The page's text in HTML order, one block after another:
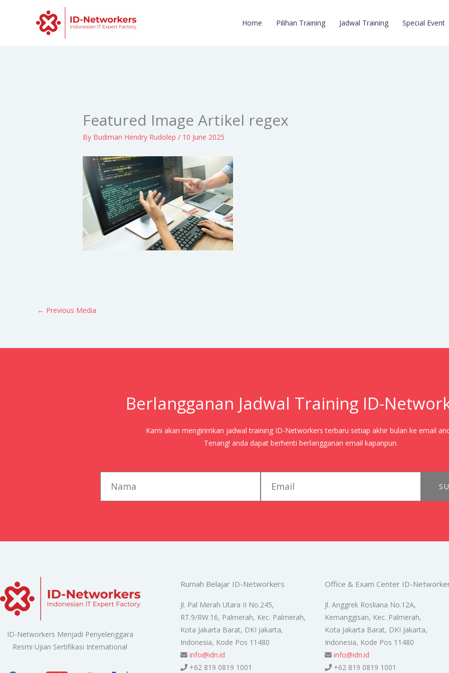
Home Pilihan Training Jadwal Training Special Event
Featured Image Artikel regex
By Budiman Hendry Rudolep/ 10 June 2025
← Previous Media
Berlangganan Jadwal Training ID-
Kami akan mengirimkan jadwal training ID-Networkers terbaru setiap akhir bulan ke email
Tenang! anda dapat berhenti berlangganan email kapanpun.
ID-Networkers Menjadi Penyelenggara
Resmi Ujian Sertifikasi International
Rumah Belajar ID-Networkers
Jl. Pal Merah Utara II No.245,
RT.9/RW.16, Palmerah, Kec. Palmerah,
Kota Jakarta Barat, DKI Jakarta,
Indonesia, Kode Pos 11480
info@idn.id
+62 819 0819 1001
Office & Exam Center ID-
Jl. Anggrek Rosliana No.12A,
Kemanggisan, Kec. Palmerah,
Kota Jakarta Barat, DKI Jakarta,
Indonesia, Kode Pos 11480
info@idn.id
+62 819 0819 1001